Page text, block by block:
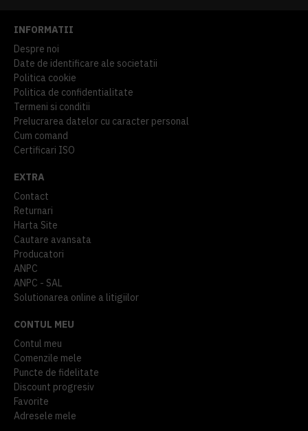
INFORMATII
Despre noi
Date de identificare ale societatii
Politica cookie
Politica de confidentialitate
Termeni si conditii
Prelucrarea datelor cu caracter personal
Cum comand
Certificari ISO
EXTRA
Contact
Returnari
Harta Site
Cautare avansata
Producatori
ANPC
ANPC - SAL
Solutionarea online a litigiilor
CONTUL MEU
Contul meu
Comenzile mele
Puncte de fidelitate
Discount progresiv
Favorite
Adresele mele